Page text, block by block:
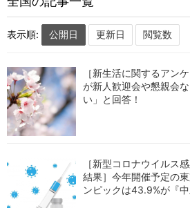
表示順:
［新生活に関するアン
が新人歓迎会や懇親会
い」と回答！
［新型コロナウイルス
結果］今年開催予定の
ンピックは43.9%が『